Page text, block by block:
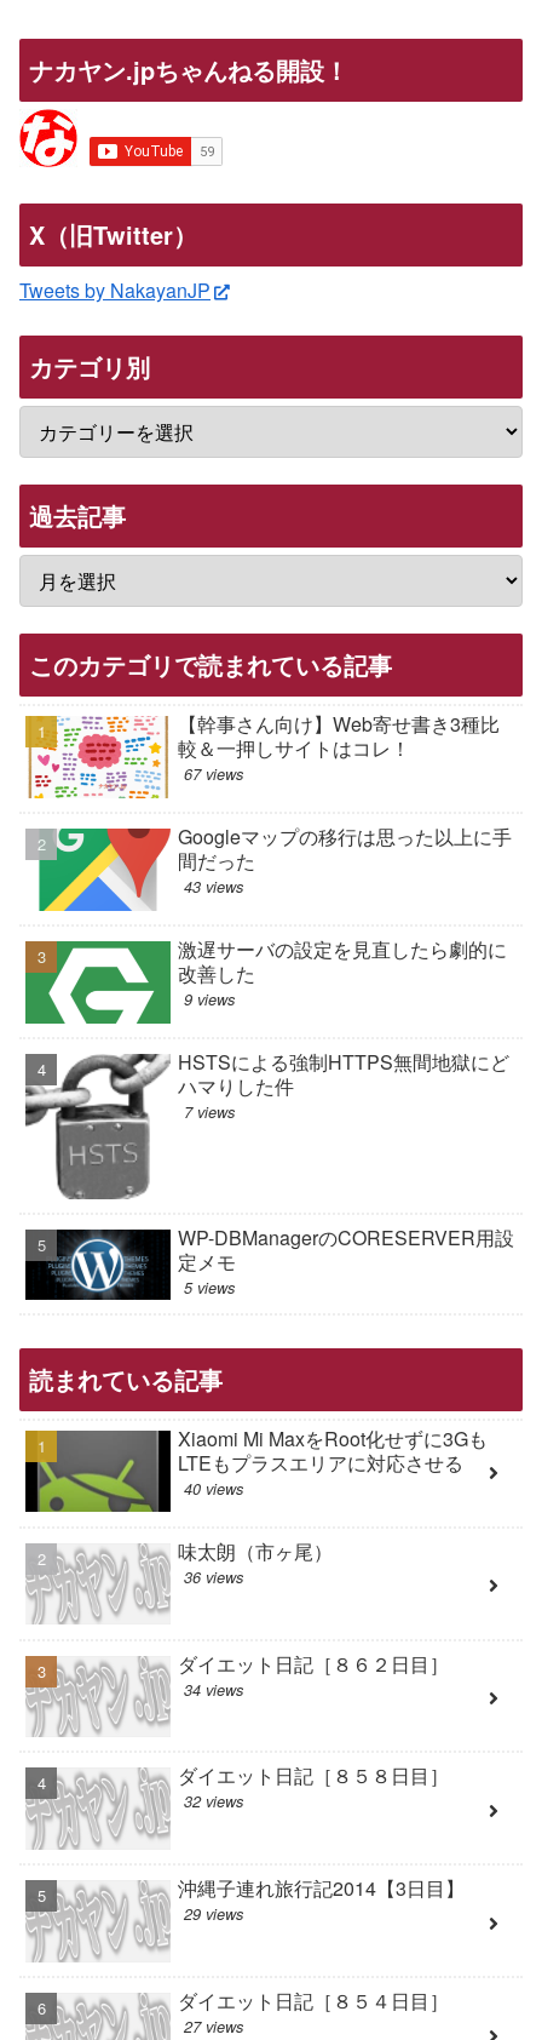
ナカヤン.jpちゃんねる開設！
X（旧Twitter）
Tweets by NakayanJP
カテゴリ別
過去記事
このカテゴリで読まれている記事
【幹事さん向け】Web寄せ書き3種比
較＆一押しサイトはコレ！
67 views
Googleマップの移行は思った以上に手
間だった
43 views
激遅サーバの設定を見直したら劇的に
改善した
9 views
HSTSによる強制HTTPS無間地獄にど
ハマりした件
7 views
WP-DBManagerのCORESERVER用設
定メモ
5 views
読まれている記事
Xiaomi Mi MaxをRoot化せずに3Gも
LTEもプラスエリアに対応させる
40 views
味太朗（市ヶ尾）
36 views
ダイエット日記［８６２日目］
34 views
ダイエット日記［８５８日目］
32 views
沖縄子連れ旅行記2014【3日目】
29 views
ダイエット日記［８５４日目］
27 views